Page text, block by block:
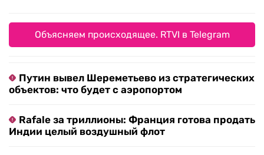
Объясняем происходящее. RTVI в Telegram
Путин вывел Шереметьево из стратегических
объектов: что будет с аэропортом
Rafale за триллионы: Франция готова продать
Индии целый воздушный флот